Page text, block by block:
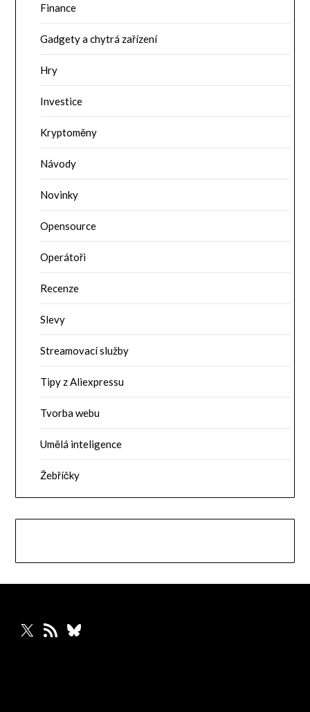
Finance
Gadgety a chytrá zařízení
Hry
Investice
Kryptoměny
Návody
Novinky
Opensource
Operátoři
Recenze
Slevy
Streamovací služby
Tipy z Aliexpressu
Tvorba webu
Umělá inteligence
Žebříčky
X RSS zdrojBluesky